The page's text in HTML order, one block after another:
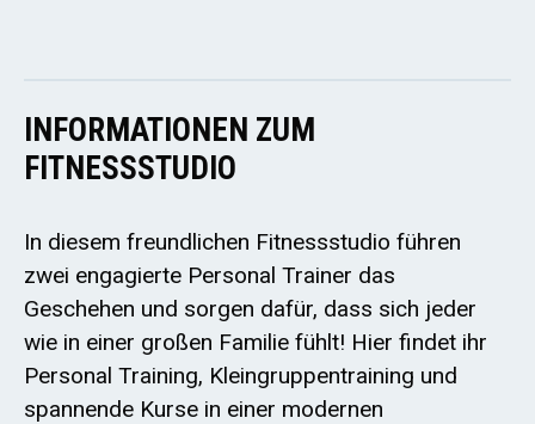
INFORMATIONEN ZUM
FITNESSSTUDIO
In diesem freundlichen Fitnessstudio führen
zwei engagierte Personal Trainer das
Geschehen und sorgen dafür, dass sich jeder
wie in einer großen Familie fühlt! Hier findet ihr
Personal Training, Kleingruppentraining und
spannende Kurse in einer modernen